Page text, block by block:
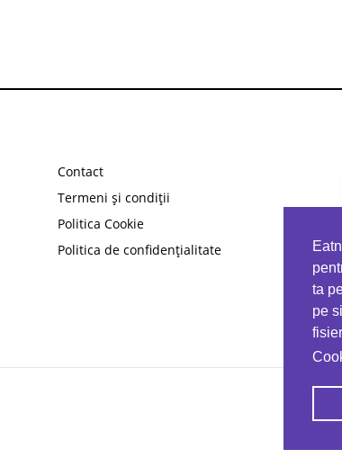
ta
pe
Contact
Termeni și condiții
Politica Cookie
Politica de confidențialitate
PROTO41
reducere la orice comandă
EATNTRACK